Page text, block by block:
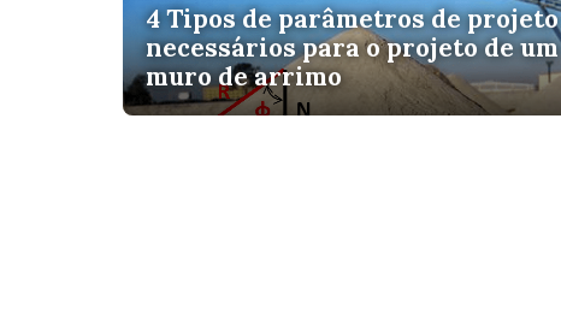
4 Tipos de parâmetros de projeto
necessários para o projeto de um
muro de arrimo